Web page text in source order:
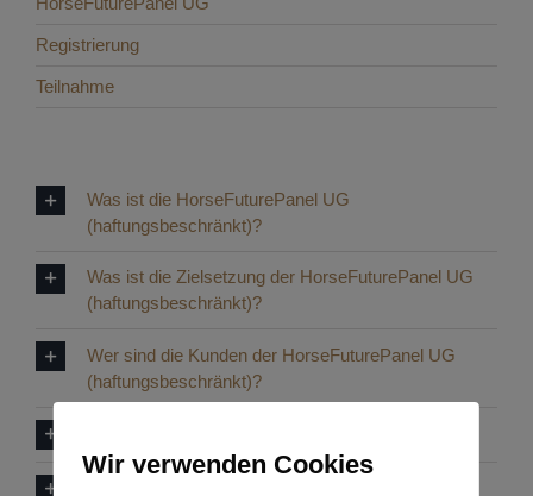
Registrierung
Teilnahme
Was ist die HorseFuturePanel UG
(haftungsbeschränkt)?
Was ist die Zielsetzung der HorseFuturePanel UG
(haftungsbeschränkt)?
Wer sind die Kunden der HorseFuturePanel UG
(haftungsbeschränkt)?
Wir verwenden Cookies